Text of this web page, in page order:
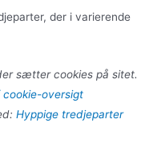
der i varierende
sætter cookies på sitet.
oversigt
Hyppige tredjeparter